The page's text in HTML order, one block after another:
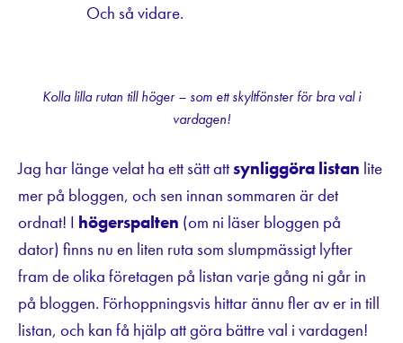
Och så vidare.
Kolla lilla rutan till höger – som ett skyltfönster för bra val i
vardagen!
Jag har länge velat ha ett sätt attsynliggöra listan lite
mer på bloggen, och sen innan sommaren är det
ordnat! I högerspalten (om ni läser bloggen på
dator) finns nu en liten ruta som slumpmässigt lyfter
fram de olika företagen på listan varje gång ni går in
på bloggen. Förhoppningsvis hittar ännu fler av er in till
listan, och kan få hjälp att göra bättre val i vardagen!